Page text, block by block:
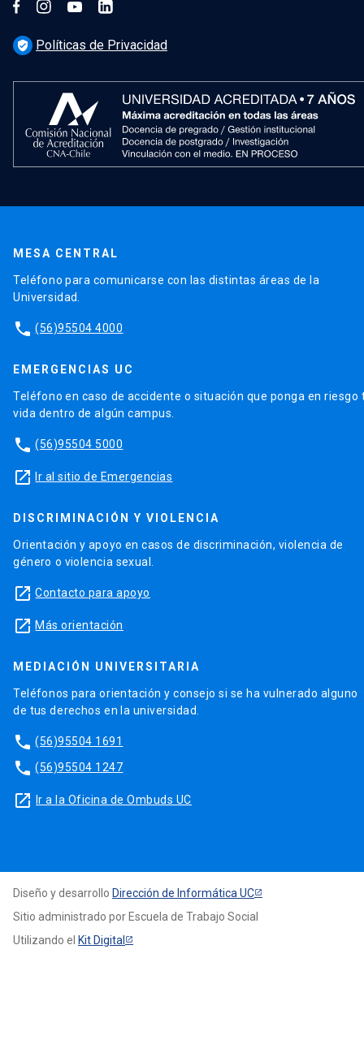
verified_user Políticas de Privacidad
MESA CENTRAL
Teléfono para comunicarse con las distintas áreas de la
Universidad.
phone (56)95504 4000
EMERGENCIAS UC
Teléfono en caso de accidente o situación que ponga en riesgo
vida dentro de algún campus.
phone (56)95504 5000
launch Ir al sitio de Emergencias
DISCRIMINACIÓN Y VIOLENCIA
Orientación y apoyo en casos de discriminación, violencia de
género o violencia sexual.
launch Contacto para apoyo
launch Más orientación
MEDIACIÓN UNIVERSITARIA
Teléfonos para orientación y consejo si se ha vulnerado alguno
de tus derechos en la universidad.
phone (56)95504 1691
phone (56)95504 1247
launch Ir a la Oficina de Ombuds UC
Diseño y desarrollo Dirección de Informática UC
Sitio administrado por Escuela de Trabajo Social
Utilizando el Kit Digital